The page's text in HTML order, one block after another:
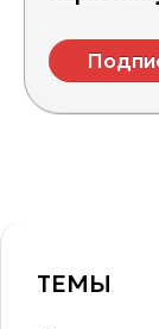
ТЕМЫ